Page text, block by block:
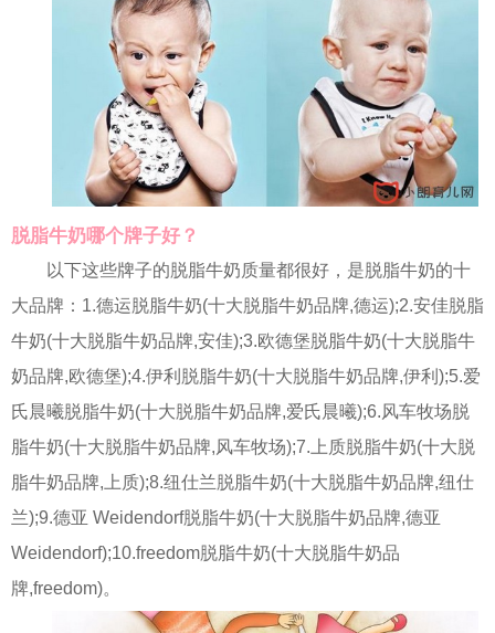
脱脂牛奶哪个牌子好？
以下这些牌子的脱脂牛奶质量都很好，是脱脂牛奶的十
大品牌：1.德运脱脂牛奶(十大脱脂牛奶品牌,德运);2.安佳脱脂
牛奶(十大脱脂牛奶品牌,安佳);3.欧德堡脱脂牛奶(十大脱脂牛
奶品牌,欧德堡);4.伊利脱脂牛奶(十大脱脂牛奶品牌,伊利);5.爱
氏晨曦脱脂牛奶(十大脱脂牛奶品牌,爱氏晨曦);6.风车牧场脱
脂牛奶(十大脱脂牛奶品牌,风车牧场);7.上质脱脂牛奶(十大脱
脂牛奶品牌,上质);8.纽仕兰脱脂牛奶(十大脱脂牛奶品牌,纽仕
兰);9.德亚 Weidendorf脱脂牛奶(十大脱脂牛奶品牌,德亚
Weidendorf);10.freedom脱脂牛奶(十大脱脂牛奶品
牌,freedom)。